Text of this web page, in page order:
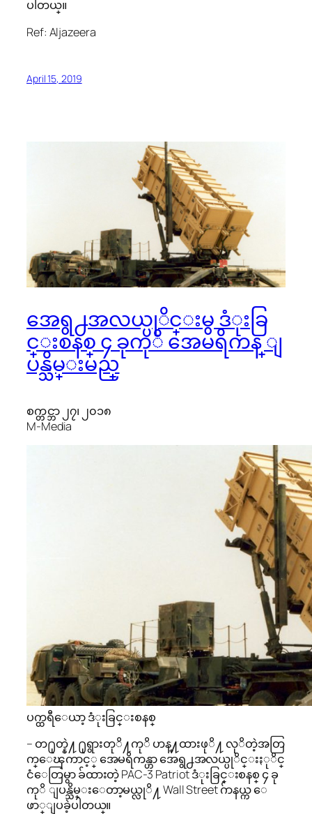
ပါတယ္။
Ref: Aljazeera
April 15, 2019
အေရွ႕အလယ္ပုိင္းမွ ဒံုးခြ
င္းစနစ္ ၄ ခုကုိ အေမရိကန္ ျ
ပန္သိမ္းမည္
စက္တင္ဘာ ၂၇၊ ၂၀၁၈
M-Media
ပက္ထရီေယာ့ ဒံုးခြင္းစနစ္
– တ႐ုတ္နဲ႔ ႐ုရွားတုိ႔ကုိ ဟန္႔ထားဖုိ႔ လုိတဲ့အတြ
က္ေၾကာင့္ အေမရိကန္ဟာ အေရွ႕အလယ္ပုိင္းႏုိင္
ငံေတြမွာ ခ်ထားတဲ့ PAC-3 Patriot ဒံုးခြင္းစနစ္ ၄ ခု
ကုိ ျပန္သိမ္းေတာ့မယ္လုိ႔ Wall Street ဂ်ာနယ္က ေ
ဖာ္ျပခဲ့ပါတယ္။